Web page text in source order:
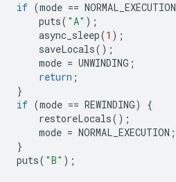
if (mode == NORMAL_EXECUTION
puts( "A" );
async_sleep(1 );
saveLocals();
mode = UNWINDING ;
return ;
}
if (mode == REWINDING)
{
restoreLocals();
mode = NORMAL_EXECUTION ;
}
puts( "B" );